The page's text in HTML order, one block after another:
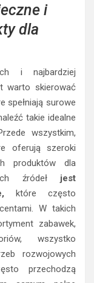
i
dla
i najbardziej
warto skierować
spełniają surowe
takie idealne
wszystkim,
oferują szeroki
produktów dla
źródełjest
które często
W takich
zabawek,
wszystko
rozwojowych
przechodzą